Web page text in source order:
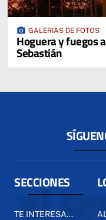
photo_camera GALERIAS DE FOTOS
Hoguera y fuegos
Sebastián
SECCIONES
TE INTERESA...